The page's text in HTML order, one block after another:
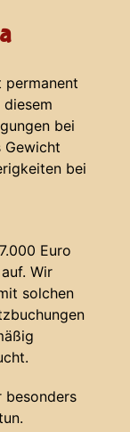
permanent
bei
Gewicht
bei
Euro
Wir
solchen
besonders